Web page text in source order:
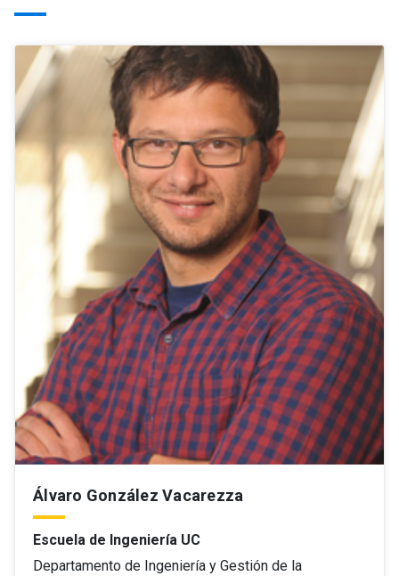
Álvaro González Vacarezza
Escuela de Ingeniería UC
Departamento de Ingeniería y Gestión de la